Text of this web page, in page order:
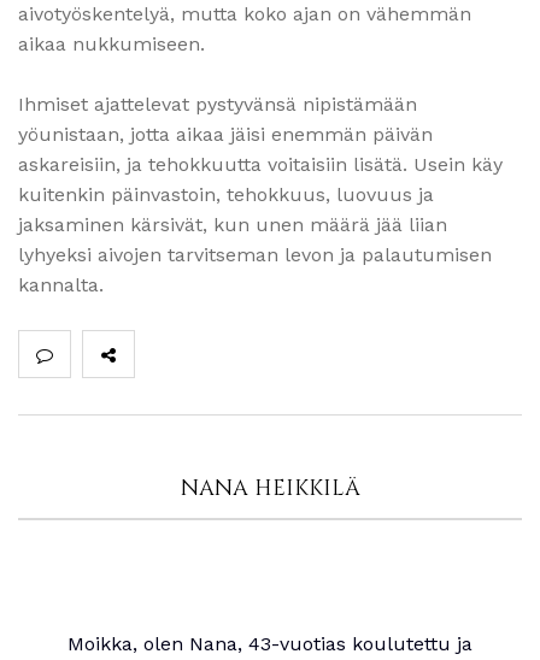
aivotyöskentelyä, mutta koko ajan on vähemmän
aikaa nukkumiseen.
Ihmiset ajattelevat pystyvänsä nipistämään
yöunistaan, jotta aikaa jäisi enemmän päivän
askareisiin, ja tehokkuutta voitaisiin lisätä. Usein käy
kuitenkin päinvastoin, tehokkuus, luovuus ja
jaksaminen kärsivät, kun unen määrä jää liian
lyhyeksi aivojen tarvitseman levon ja palautumisen
kannalta.
NANA HEIKKILÄ
Moikka, olen Nana, 43-vuotias koulutettu ja